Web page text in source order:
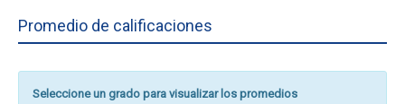
Promedio de calificaciones
Seleccione un grado para visualizar los promedios